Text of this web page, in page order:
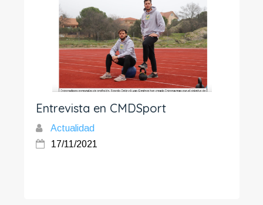
Entrevista en CMDSport
Actualidad
17/11/2021